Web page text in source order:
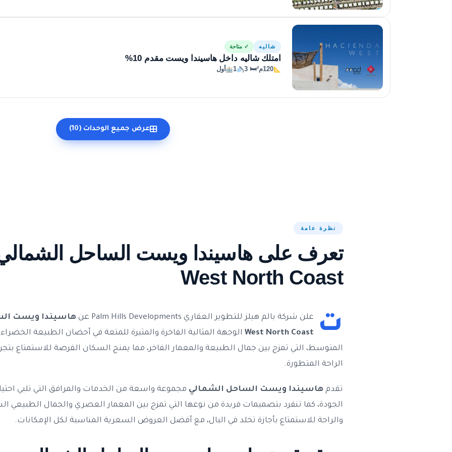
شاليه ✓ متاحة
امتلك شاليه داخل هاسيندا ويست مقدم 10%
120م² 🛏 3
1 أول
عرض جميع الوحدات (10)
نظرة عامة
West North Coast
ت علن شركة بالم هيلز للتطوير العقاري Palm Hills Developments عن
West North Coast الوجهة المثالية الفاخرة والمثيرة للمتعة في أحضان الطبيعة
المتوسط، التي تمزج بين جمال الطبيعة والمعمار الفاخر، مما يمنح السكان الفرصة للاستمتاع
الراحة المتطورة.
تقدم هاسيندا ويست الساحل الشمالي مجموعة واسعة من الخدمات والمرافق التي تلبي
الجودة، كما تنفرد بتصميمات فريدة من نوعها التي تمزج بين المعمار العصري والجمال الطبيعي
والراحة للاستمتاع بأجازة تخلد في البال، مع أفضل العروض السعرية المناسبة لكل الإمكانات.